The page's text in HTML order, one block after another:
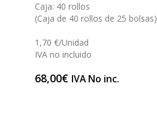
Caja: 40 rollos
(Caja de 40 rollos de 25 bolsas)
1,70 €/Unidad
IVA no incluido
68,00€ IVA No inc.